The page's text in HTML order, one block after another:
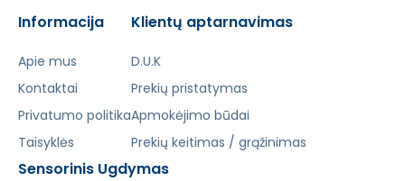
Informacija
Apie mus
Kontaktai
Privatumo politika
Taisyklės
Klientų aptarnavimas
D.U.K
Prekių pristatymas
Apmokėjimo būdai
Prekių keitimas / grąžinimas
Sensorinis Ugdymas